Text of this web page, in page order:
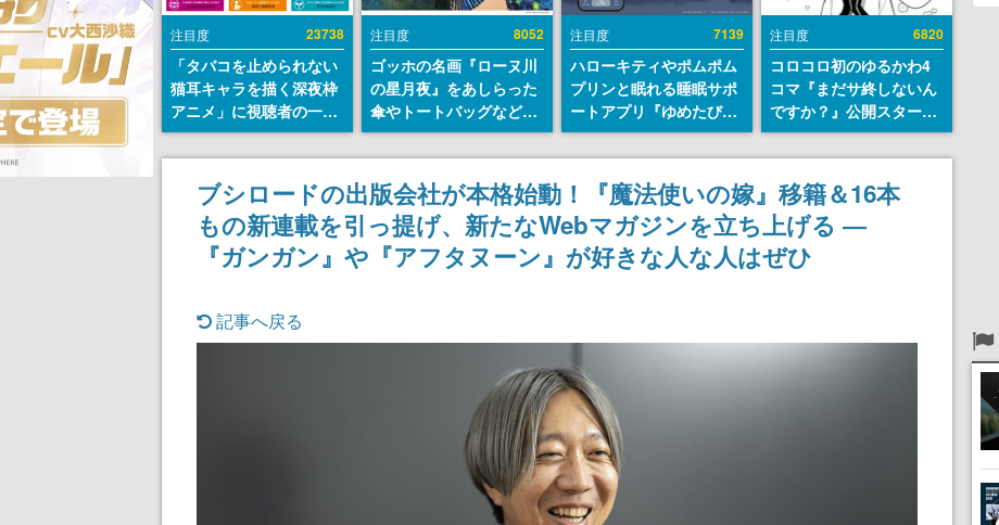
注目度 23738
「タバコを止められない
猫耳キャラを描く深夜枠
アニメ」に視聴者の一部
から批判意見。違法薬物
の使用と思わしき描写も
含めて、BPOが議論を交
注目度 8052
ゴッホの名画『ローヌ川
の星月夜』をあしらった
傘やトートバッグなどが
登場。8月7日21時より2
日間限定で予約販売
注目度 7139
ハローキティやポムポム
プリンと眠れる睡眠サポ
ートアプリ『ゆめたび』
が配信中。キャラごとの
ASMRや目覚ましアラー
ムも搭載
注目度 6820
コロコロ初のゆるかわ4
コマ『まだサ終しないん
ですか？』公開スター
ト。主人公は新入社員の
侘石ダイヤ、ゲーム会社
を舞台にトラブルへ対応
する社員たちを描く
ブシロードの出版会社が本格始動！『魔法使いの嫁』移籍＆16本
もの新連載を引っ提げ、新たなWebマガジンを立ち上げる ―
『ガンガン』や『アフタヌーン』が好きな人な人はぜひ
記事へ戻る